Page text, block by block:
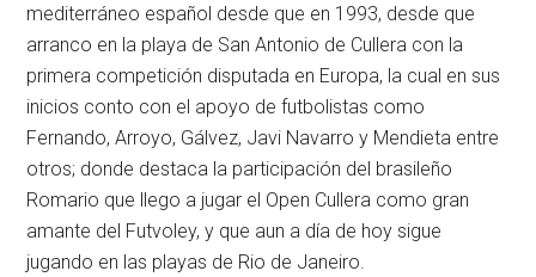
mediterráneo español desde que en 1993, desde que
arranco en la playa de San Antonio de Cullera con la
primera competición disputada en Europa, la cual en sus
inicios conto con el apoyo de futbolistas como
Fernando, Arroyo, Gálvez, Javi Navarro y Mendieta entre
otros; donde destaca la participación del brasileño
Romario que llego a jugar el Open Cullera como gran
amante del Futvoley, y que aun a día de hoy sigue
jugando en las playas de Rio de Janeiro.